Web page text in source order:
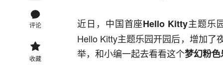
评论
收藏
近日，中国首座Hello Kitty主题乐
Hello Kitty主题乐园开园后，增加了
举，和小编一起去看看这个梦幻粉